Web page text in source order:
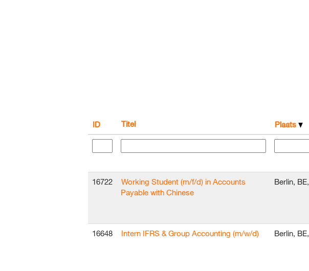
ID Titel Plaats
16722
Working Student (m/f/d) in Accounts
Payable with Chinese
Berlin,
16648 Intern IFRS & Group Accounting (m/w/d) Berlin,